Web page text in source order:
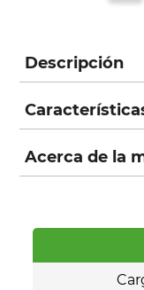
Descripción
Acerca de la